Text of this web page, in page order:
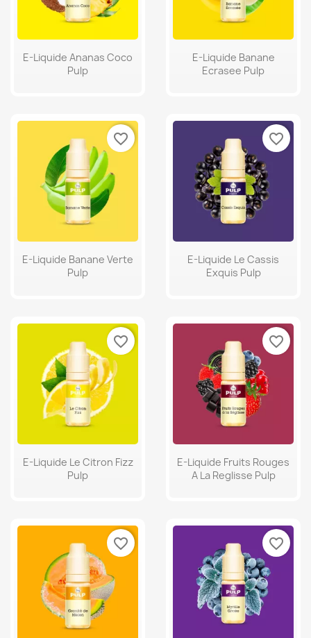
E-Liquide Ananas Coco
Pulp
E-Liquide Banane
Ecrasee Pulp
E-Liquide Banane Verte
Pulp
favorite_border
E-Liquide Le Cassis
Exquis Pulp
favorite_border
E-Liquide Le Citron Fizz
Pulp
favorite_border
E-Liquide Fruits Rouges
A La Reglisse Pulp
favorite_border
favorite_border favorite_border